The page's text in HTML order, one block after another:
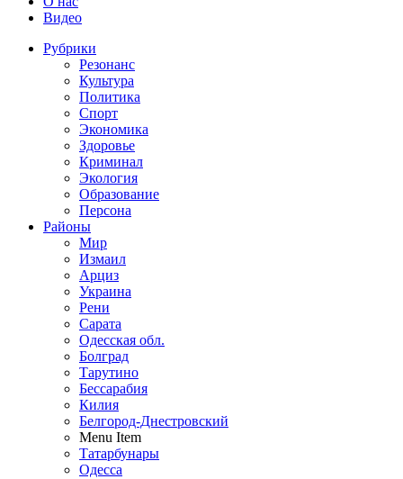
Видео
Рубрики
Резонанс
Культура
Политика
Спорт
Экономика
Здоровье
Криминал
Экология
Образование
Персона
Районы
Мир
Измаил
Арциз
Украина
Рени
Сарата
Одесская обл.
Болград
Тарутино
Бессарабия
Килия
Белгород-Днестровский
Menu Item
Татарбунары
Одесса